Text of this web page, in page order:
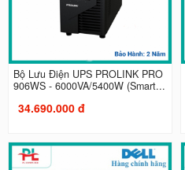
Bộ Lưu Điện UPS PROLINK PRO
906WS - 6000VA/5400W (Smart...
34.690.000 đ